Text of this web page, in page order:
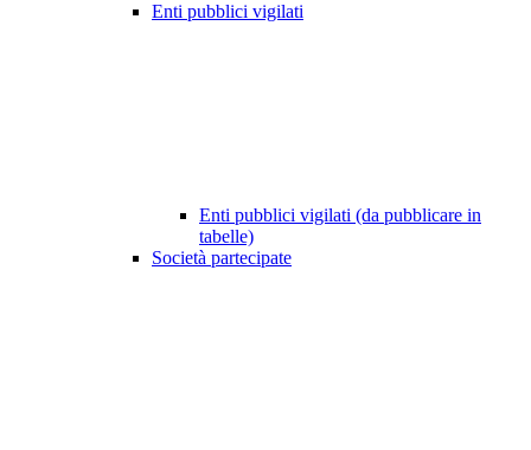
Enti pubblici vigilati
Enti pubblici vigilati (da pubblicare in
tabelle)
Società partecipate